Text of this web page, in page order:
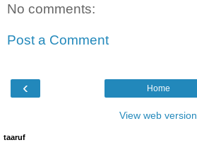
No comments:
Post a Comment
‹ Home
View web version
taaruf